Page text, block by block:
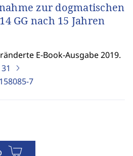
zur dogmatischen
GG nach 15 Jahren
E-Book-Ausgabe 2019.
31
7